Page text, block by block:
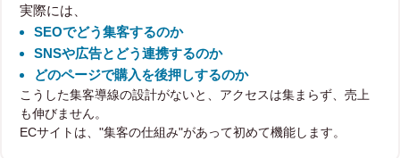
実際には、
SEOでどう集客するのか
SNSや広告とどう連携するのか
どのページで購入を後押しするのか
こうした集客導線の設計がないと、アクセスは集まらず、売上
も伸びません。
ECサイトは、"集客の仕組み"があって初めて機能します。